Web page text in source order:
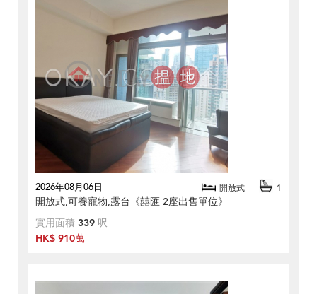
2026年08月06日 開放式 1
開放式,可養寵物,露台《囍匯 2座出售單位》
實用面積 339 呎
HK$ 910萬